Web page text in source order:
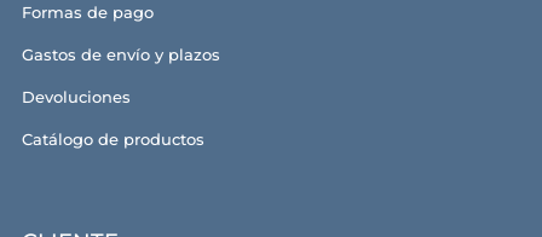
Formas de pago
Gastos de envío y plazos
Devoluciones
Catálogo de productos